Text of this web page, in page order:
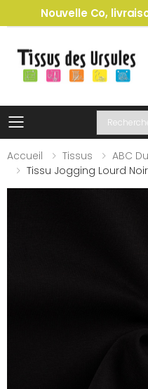
Nouvelle Co,
Toggle mobile
Accueil
Tissus ABC
Tissu Jogging Lourd Noir